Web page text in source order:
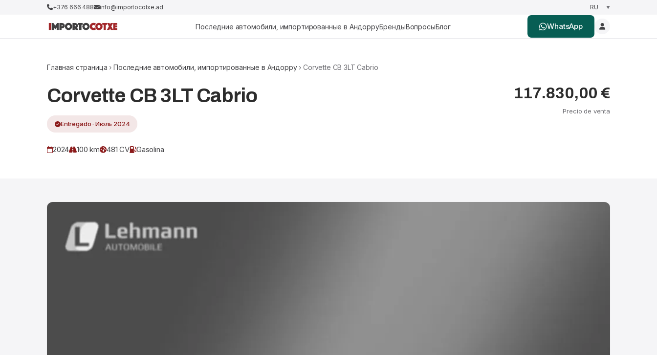
+376 666 488 info@importocotxe.ad
Последние автомобили, импортированные в АндорруБрендыВопросыБлог WhatsApp
Главная страница › Последние автомобили, импортированные в Андорру› Corvette CB 3LT Cabrio
Corvette CB 3LT Cabrio
Entregado · Июль 2024
2024 100 km 481 CV Gasolina
117.830,00 €
Precio de venta